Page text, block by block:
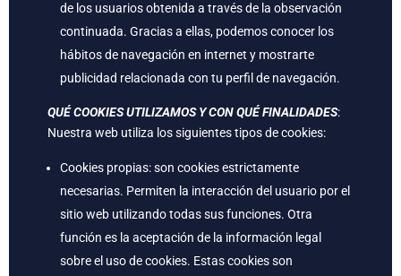
de los usuarios obtenida a través de la observación
continuada. Gracias a ellas, podemos conocer los
hábitos de navegación en internet y mostrarte
publicidad relacionada con tu perfil de navegación.
QUÉ COOKIES UTILIZAMOS Y CON QUÉ FINALIDADES:
Nuestra web utiliza los siguientes tipos de cookies:
Cookies propias: son cookies estrictamente
necesarias. Permiten la interacción del usuario por el
sitio web utilizando todas sus funciones. Otra
función es la aceptación de la información legal
sobre el uso de cookies. Estas cookies son